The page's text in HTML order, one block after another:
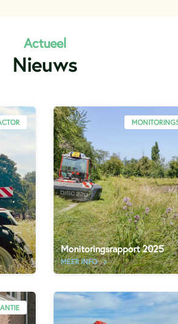
Actueel
Nieuws
Monitoringsrapport 2025
MEER INFO